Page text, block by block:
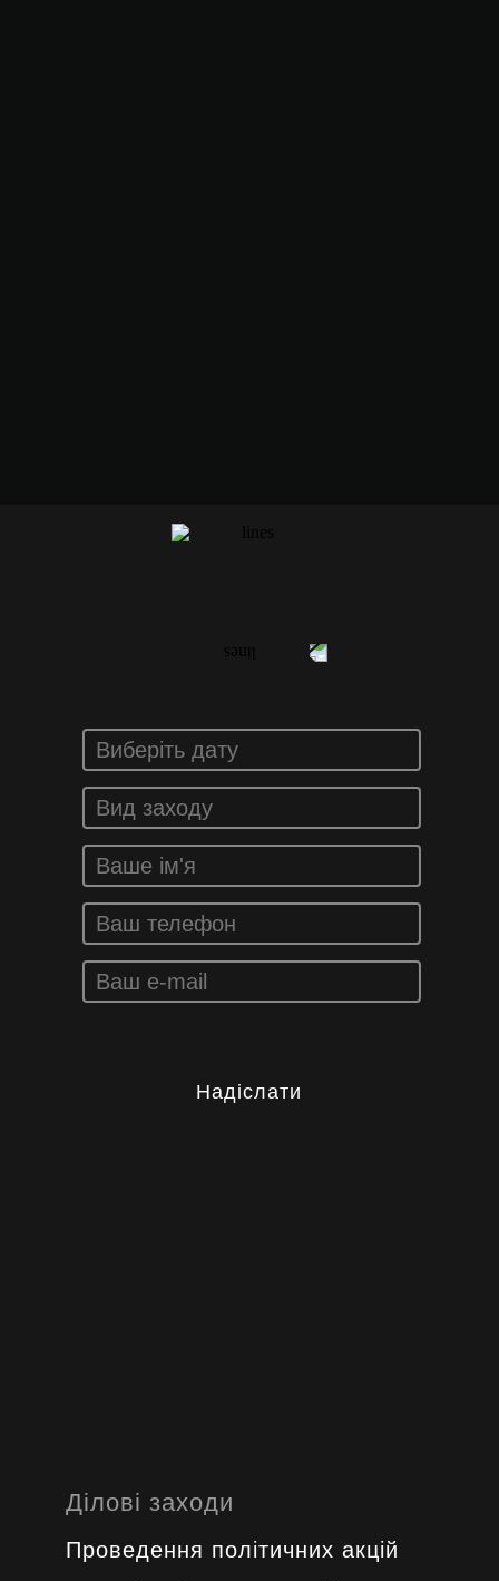
Надіслати
Ділові заходи
Проведення політичних акцій